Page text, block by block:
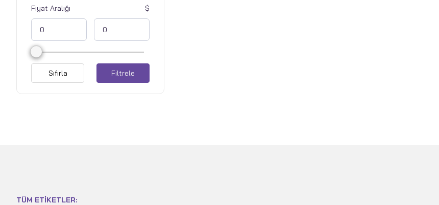
Fiyat Aralığı
Filtrele
Sıfırla
TÜM ETIKETLER: